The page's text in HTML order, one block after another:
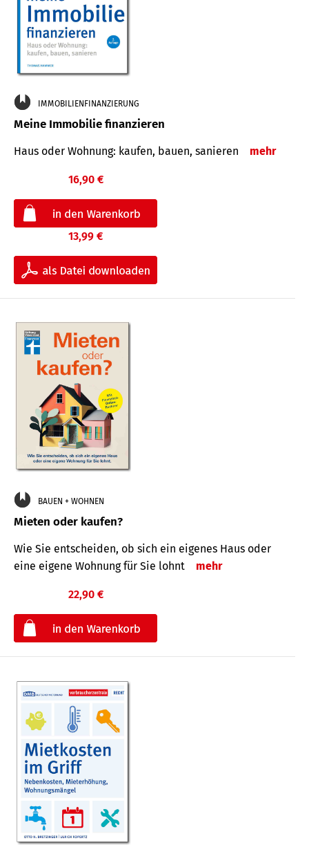
IMMOBILIENFINANZIERUNG
Meine Immobilie finanzieren
Haus oder Wohnung: kaufen, bauen, sanieren mehr
16,90 €
13,99 €
BAUEN + WOHNEN
Mieten oder kaufen?
Wie Sie entscheiden, ob sich ein eigenes Haus oder
eine eigene Wohnung für Sie lohnt
mehr
22,90 €